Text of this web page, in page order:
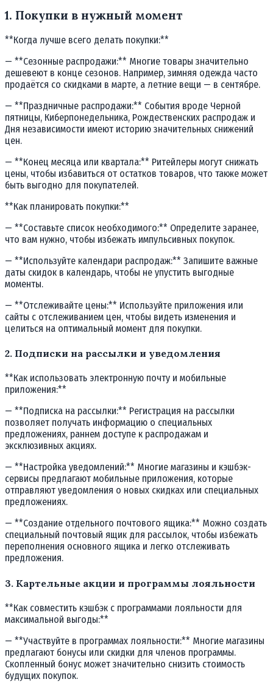
1. Покупки в нужный момент
**Когда лучше всего делать покупки:**
— **Сезонные распродажи:** Многие товары значительно
дешевеют в конце сезонов. Например, зимняя одежда часто
продаётся со скидками в марте, а летние вещи — в сентябре.
— **Праздничные распродажи:** События вроде Черной
пятницы, Киберпонедельника, Рождественских распродаж и
Дня независимости имеют историю значительных снижений
цен.
— **Конец месяца или квартала:** Ритейлеры могут снижать
цены, чтобы избавиться от остатков товаров, что также может
быть выгодно для покупателей.
**Как планировать покупки:**
— **Составьте список необходимого:** Определите заранее,
что вам нужно, чтобы избежать импульсивных покупок.
— **Используйте календари распродаж:** Запишите важные
даты скидок в календарь, чтобы не упустить выгодные
моменты.
— **Отслеживайте цены:** Используйте приложения или
сайты с отслеживанием цен, чтобы видеть изменения и
целиться на оптимальный момент для покупки.
2. Подписки на рассылки и уведомления
**Как использовать электронную почту и мобильные
приложения:**
— **Подписка на рассылки:** Регистрация на рассылки
позволяет получать информацию о специальных
предложениях, раннем доступе к распродажам и
эксклюзивных акциях.
— **Настройка уведомлений:** Многие магазины и кэшбэк-
сервисы предлагают мобильные приложения, которые
отправляют уведомления о новых скидках или специальных
предложениях.
— **Создание отдельного почтового ящика:** Можно создать
специальный почтовый ящик для рассылок, чтобы избежать
переполнения основного ящика и легко отслеживать
предложения.
3. Картельные акции и программы лояльности
**Как совместить кэшбэк с программами лояльности для
максимальной выгоды:**
— **Участвуйте в программах лояльности:** Многие магазины
предлагают бонусы или скидки для членов программы.
Скопленный бонус может значительно снизить стоимость
будущих покупок.